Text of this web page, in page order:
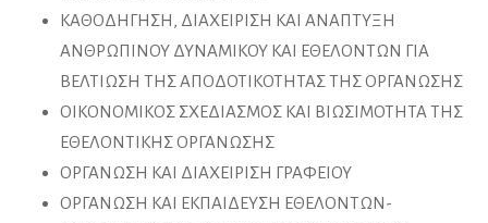
ΚΑΘΟΔΗΓΗΣΗ, ΔΙΑΧΕΙΡΙΣΗ ΚΑΙ ΑΝΑΠΤΥΞΗ
ΑΝΘΡΩΠΙΝΟΥ ΔΥΝΑΜΙΚΟΥ ΚΑΙ ΕΘΕΛΟΝΤΩΝ ΓΙΑ
ΒΕΛΤΙΩΣΗ ΤΗΣ ΑΠΟΔΟΤΙΚΟΤΗΤΑΣ ΤΗΣ ΟΡΓΑΝΩΣΗΣ
ΟΙΚΟΝΟΜΙΚΟΣ ΣΧΕΔΙΑΣΜΟΣ ΚΑΙ ΒΙΩΣΙΜΟΤΗΤΑ ΤΗΣ
ΕΘΕΛΟΝΤΙΚΗΣ ΟΡΓΑΝΩΣΗΣ
ΟΡΓΑΝΩΣΗ ΚΑΙ ΔΙΑΧΕΙΡΙΣΗ ΓΡΑΦΕΙΟΥ
ΟΡΓΑΝΩΣΗ ΚΑΙ ΕΚΠΑΙΔΕΥΣΗ ΕΘΕΛΟΝΤΩΝ-